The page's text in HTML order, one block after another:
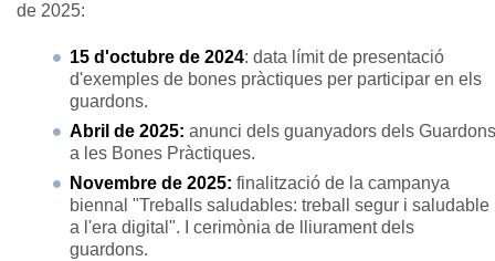
de 2025:
15 d'octubre de 2024: data límit de presentació
d'exemples de bones pràctiques per participar en els
guardons.
Abril de 2025: anunci dels guanyadors dels Guardons
a les Bones Pràctiques.
Novembre de 2025: finalització de la campanya
biennal "Treballs saludables: treball segur i saludable
a l'era digital". I cerimònia de lliurament dels
guardons.